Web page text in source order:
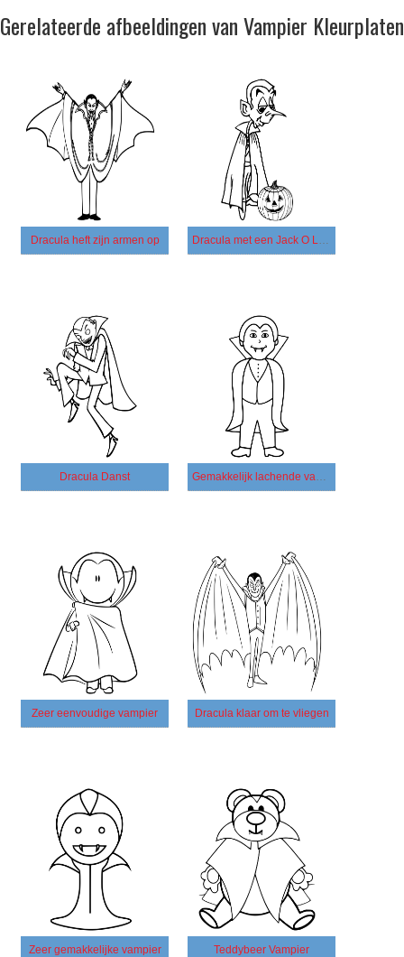
Gerelateerde afbeeldingen van Vampier Kleurplaten
Dracula heft zijn armen op
Dracula Danst
Zeer eenvoudige vampier Dracula klaar om te vliegen
Zeer gemakkelijke vampier Teddybeer Vampier